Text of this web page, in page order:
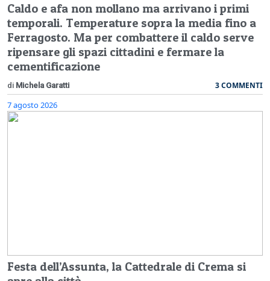
Caldo e afa non mollano ma arrivano i primi
temporali. Temperature sopra la media fino a
Ferragosto. Ma per combattere il caldo serve
ripensare gli spazi cittadini e fermare la
cementificazione
di Michela Garatti 3 COMMENTI
7 agosto 2026
Festa dell’Assunta, la Cattedrale di Crema si